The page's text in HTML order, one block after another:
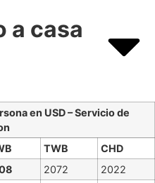
a casa
en USD – Servicio de
TWB
CHD
2072
2022